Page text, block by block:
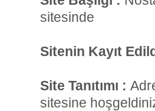
sitesinde
Sitenin Kayıt
Site Tanıtımı :
sitesine